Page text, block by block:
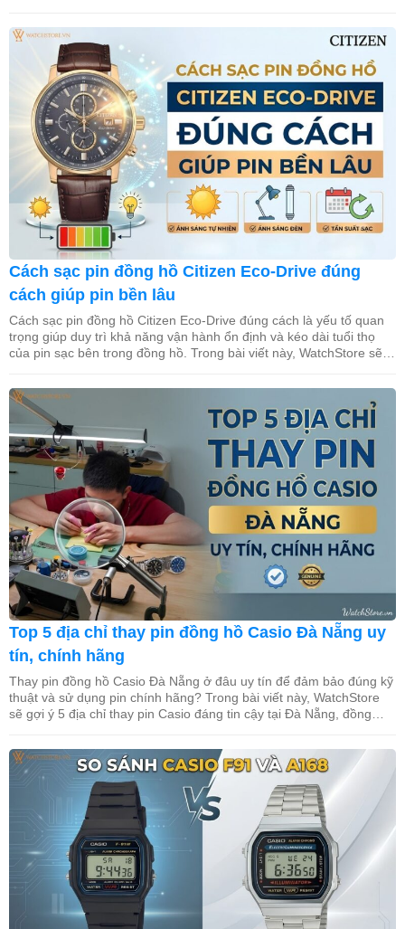
[…]
Cách sạc pin đồng hồ Citizen Eco-Drive đúng
cách giúp pin bền lâu
Cách sạc pin đồng hồ Citizen Eco-Drive đúng cách là yếu tố quan
trọng giúp duy trì khả năng vận hành ổn định và kéo dài tuổi thọ
của pin sạc bên trong đồng hồ. Trong bài viết này, WatchStore sẽ
ánh […]
Top 5 địa chỉ thay pin đồng hồ Casio Đà Nẵng uy
tín, chính hãng
Thay pin đồng hồ Casio Đà Nẵng ở đâu uy tín để đảm bảo đúng kỹ
thuật và sử dụng pin chính hãng? Trong bài viết này, WatchStore
sẽ gợi ý 5 địa chỉ thay pin Casio đáng tin cậy tại Đà Nẵng, đồng